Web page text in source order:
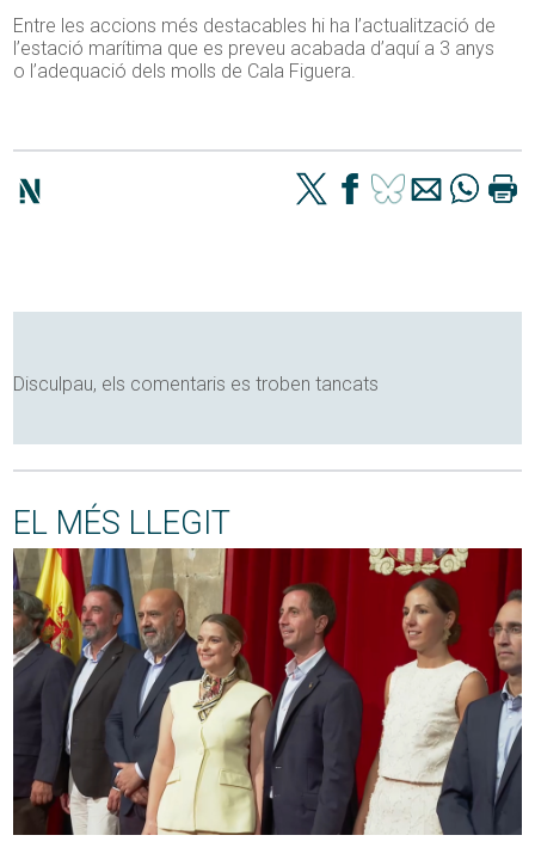
Entre les accions més destacables hi ha l’actualització de
l’estació marítima que es preveu acabada d’aquí a 3 anys
o l’adequació dels molls de Cala Figuera.
Disculpau, els comentaris es troben tancats
EL MÉS LLEGIT